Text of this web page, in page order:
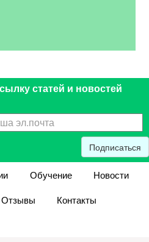
статей и новостей
Подписаться
Обучение
Новости
Отзывы
Контакты